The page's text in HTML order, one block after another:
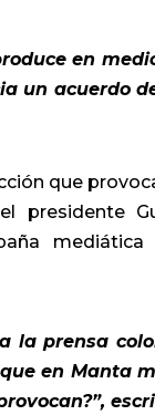
en
un acuerdo
que
presidente
la prensa
en Manta